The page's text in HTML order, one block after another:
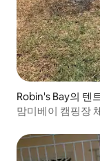
Robin's Bay의 텐
맘미베이 캠핑장